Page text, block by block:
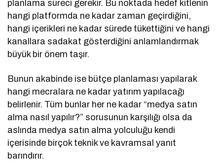
planlama süreci gerekir. Bu noktada hedef kitlenin
hangi platformda ne kadar zaman geçirdiğini,
hangi içerikleri ne kadar sürede tükettiğini ve hangi
kanallara sadakat gösterdiğini anlamlandırmak
büyük bir önem taşır.
Bunun akabinde ise bütçe planlaması yapılarak
hangi mecralara ne kadar yatırım yapılacağı
belirlenir. Tüm bunlar her ne kadar “medya satın
alma nasıl yapılır?” sorusunun karşılığı olsa da
aslında medya satın alma yolculuğu kendi
içerisinde birçok teknik ve kavramsal yanıt
barındırır.